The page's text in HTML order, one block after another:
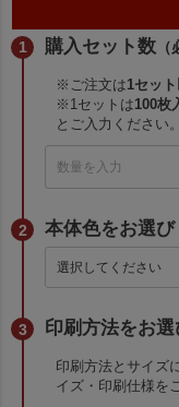
購入セット数 （
※ご注文は1セッ
※1セットは100枚
とご入力ください。
本体色をお選
印刷方法をお
印刷方法とサイズ
イズ・印刷仕様を